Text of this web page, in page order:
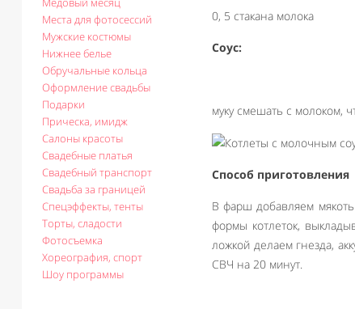
Места для фотосессий
Мужские костюмы
Нижнее белье
Обручальные кольца
Оформление свадьбы
Подарки
Прическа, имидж
Салоны красоты
Свадебные платья
Свадебный транспорт
Свадьба за границей
Спецэффекты, тенты
Торты, сладости
Фотосъемка
Хореография, спорт
Шоу программы
0, 5 стакана молока
Соус:
муку смешать с молоком,
Способ приготовления
В фарш добавляем
формы котлеток,
ложкой делаем гнезда,
СВЧ на 20 минут.